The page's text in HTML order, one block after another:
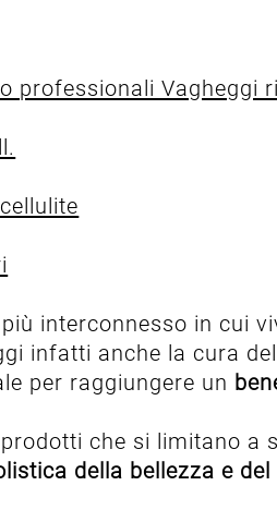
professionali Vagheggi
interconnesso in cui
infatti anche la cura
per raggiungere un
che si limitano
della bellezza e del